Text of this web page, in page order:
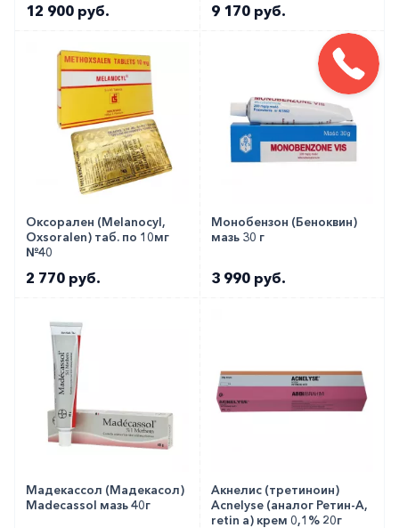
12 900 руб. 9 170 руб.
Оксорален (Melanocyl,
Oxsoralen) таб. по 10мг
№40
2 770 руб.
Монобензон (Беноквин)
мазь 30 г
3 990 руб.
Мадекассол (Мадекасол)
Madecassol мазь 40г
Акнелис (третиноин)
Acnelyse (аналог Ретин-А,
retin a) крем 0,1% 20г